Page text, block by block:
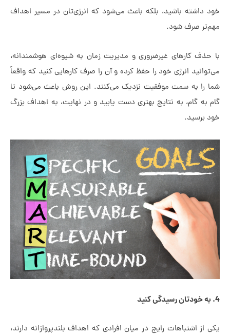
باشید، بلکه باعث می‌شود که انرژی‌تان در مسیر اهداف
صرف شود.
کارهای غیرضروری و مدیریت زمان به شیوه‌ای هوشمندانه،
انرژی خود را حفظ کرده و آن را صرف کارهایی کنید که واقعاً
به سمت موفقیت نزدیک می‌کنند. این روش باعث می‌شود تا
گام، به نتایج بهتری دست یابید و در نهایت، به اهداف بزرگ
اشتباهات رایج در میان افرادی که اهداف بلندپروازانه دارند،